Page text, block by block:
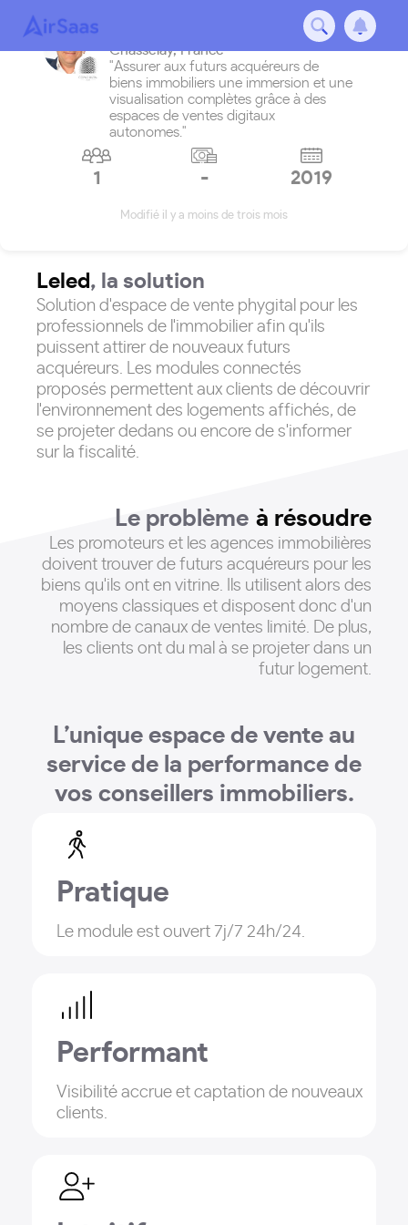
Chasselay,France
"Assurer aux futurs acquéreurs de
biens immobiliers une immersion et une
visualisation complètes grâce à des
espaces de ventes digitaux
autonomes."
1 - 2019
Modifié il y a moins de trois mois
Leled, la solution
Solution d'espace de vente phygital pour les
professionnels de l'immobilier afin qu'ils
puissent attirer de nouveaux futurs
acquéreurs. Les modules connectés
proposés permettent aux clients de découvrir
l'environnement des logements affichés, de
se projeter dedans ou encore de s'informer
sur la fiscalité.
Le problème à résoudre
Les promoteurs et les agences immobilières
doivent trouver de futurs acquéreurs pour les
biens qu'ils ont en vitrine. Ils utilisent alors des
moyens classiques et disposent donc d'un
nombre de canaux de ventes limité. De plus,
les clients ont du mal à se projeter dans un
futur logement.
L’unique espace de vente au
service de la performance de
vos conseillers immobiliers.
Pratique
Le module est ouvert 7j/7 24h/24.
Performant
Visibilité accrue et captation de nouveaux
clients.